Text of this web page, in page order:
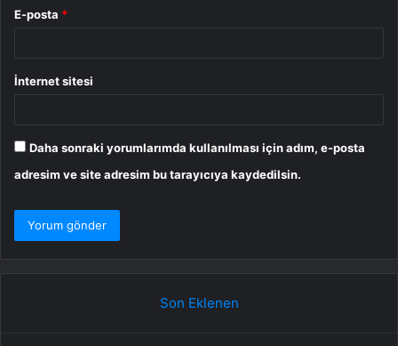
E-posta *
İnternet sitesi
Daha sonraki yorumlarımda kullanılması için adım, e-posta
adresim ve site adresim bu tarayıcıya kaydedilsin.
Son Eklenen